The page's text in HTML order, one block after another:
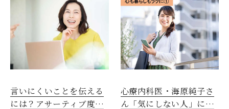
言いにくいことを伝える
には？アサーティブ度を
心療内科医・海原純子さ
ん「気にしない人」にな